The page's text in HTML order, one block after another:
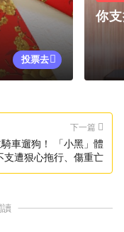
投票去
你
下一篇
車遛狗！ 「小黑」體
支遭狠心拖行、傷重亡
讀